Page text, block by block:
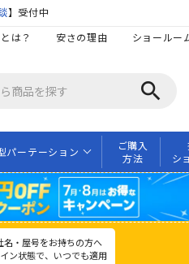
】受付中
は？ 安さの理由 ショールー
search
パーテーション
ご購入
方法
シ
名・屋号をお持ちの方へ
ン状態で、いつでも適用